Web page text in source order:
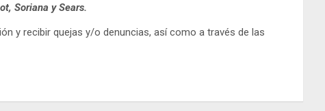
Soriana y Sears.
y recibir quejas y/o denuncias, así como a través de las